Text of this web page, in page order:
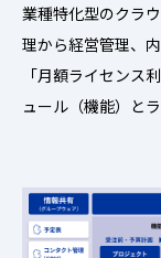
業種特化型のクラ
理から経営管理、
「月額ライセンス
ュール（機能）と